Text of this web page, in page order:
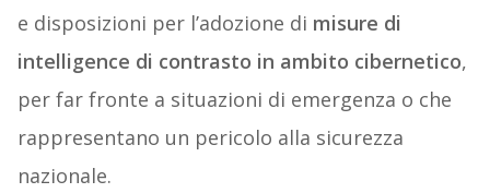
e disposizioni per l’adozione di misure di
intelligence di contrasto in ambito cibernetico,
per far fronte a situazioni di emergenza o che
rappresentano un pericolo alla sicurezza
nazionale.